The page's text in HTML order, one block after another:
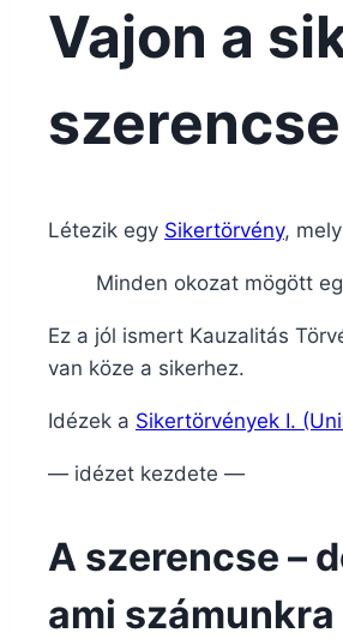
Vajon a
Létezik egy Sikertörvény,
Minden okozat mögött
Ez a jól ismert Kauzalitás
van köze a sikerhez.
Idézek a Sikertörvények I.
— idézet kezdete —
A szerencse –
ami